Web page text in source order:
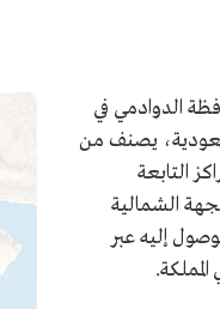
الدوادمي في
يصنف من
التابعة
الشمالية
إليه عبر